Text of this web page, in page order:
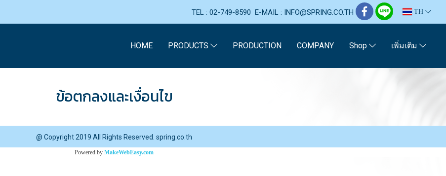
TEL : 02-749-8590 E-MAIL : INFO@SPRING.CO.TH TH
HOME PRODUCTS PRODUCTION COMPANY Shop เพิ่มเติม
ข้อตกลงและเงื่อนไข
@ Copyright 2019 All Rights Reserved. spring.co.th
Powered by MakeWebEasy.com